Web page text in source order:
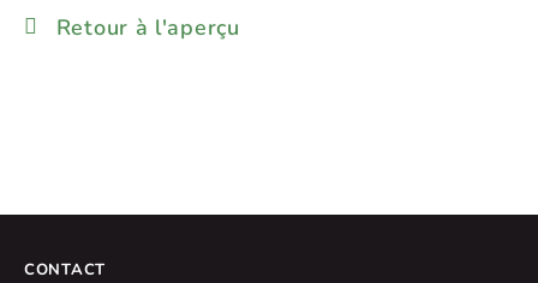
Retour à l'aperçu
CONTACT